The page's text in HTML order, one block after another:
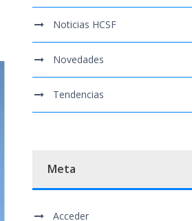
Noticias HCSF
Novedades
Tendencias
Meta
Acceder